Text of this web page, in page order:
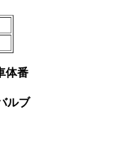
体番
ルブ